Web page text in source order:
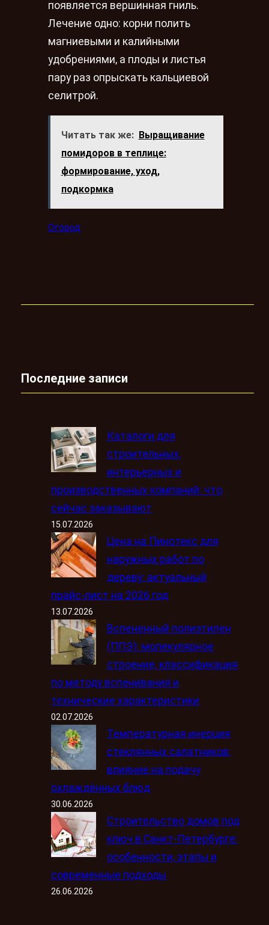
появляется вершинная гниль.
Лечение одно: корни полить
магниевыми и калийными
удобрениями, а плоды и листья
пару раз опрыскать кальциевой
селитрой.
Читать так же:
Выращивание
помидоров в теплице:
формирование, уход,
подкормка
Огород
Последние записи
Каталоги для
строительных,
интерьерных и
производственных компаний: что
сейчас заказывают
15.07.2026
Цена на Пинотекс для
наружных работ по
дереву: актуальный
прайс-лист на 2026 год
13.07.2026
Вспененный полиэтилен
(ППЭ): молекулярное
строение, классификация
по методу вспенивания и
технические характеристики
02.07.2026
Температурная инерция
стеклянных салатников:
влияние на подачу
охлаждённых блюд
30.06.2026
Строительство домов под
ключ в Санкт-Петербурге:
особенности, этапы и
современные подходы
26.06.2026